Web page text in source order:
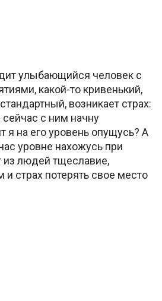
улыбающийся человек с
какой-то кривенький,
возникает страх:
сейчас с ним начну
я на его уровень опущусь? А
уровне нахожусь при
из людей тщеславие,
и страх потерять свое место